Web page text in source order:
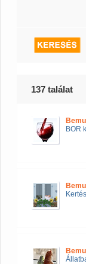
137 találat
BOR